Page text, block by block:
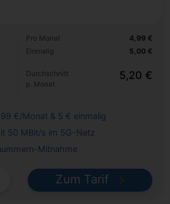
Pro Monat
Einmalig
4,99 €
5,00 €
Durchschnitt
p. Monat
5,20 €
€/Monat & 5 € einmalig
50 MBit/s im 5G-Netz
Mitnahme
Zum Tarif